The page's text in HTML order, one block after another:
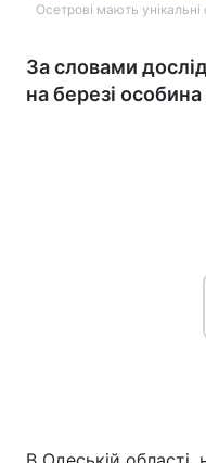
Осетрові мають унікальні
За словами
на березі